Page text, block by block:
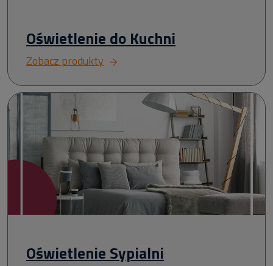
Oświetlenie do Kuchni
Zobacz produkty
Oświetlenie Sypialni